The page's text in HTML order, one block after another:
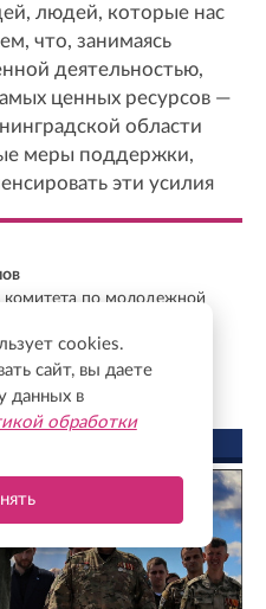
людей, которые нас
что, занимаясь
деятельностью,
ценных ресурсов —
области
меры поддержки,
эти усилия
комитета по молодежной
cookies.
сайт, вы даете
данных в
обработки